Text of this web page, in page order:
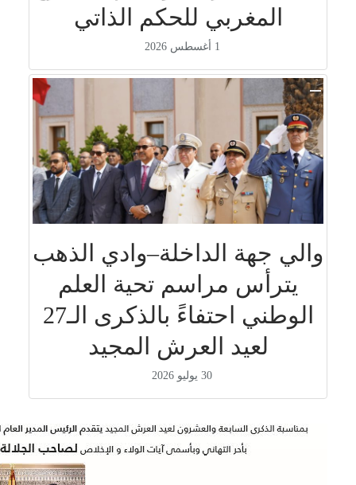
المغربي للحكم الذاتي
1 أغسطس 2026
والي جهة الداخلة–وادي الذهب
يترأس مراسم تحية العلم
الوطني احتفاءً بالذكرى الـ27
لعيد العرش المجيد
30 يوليو 2026